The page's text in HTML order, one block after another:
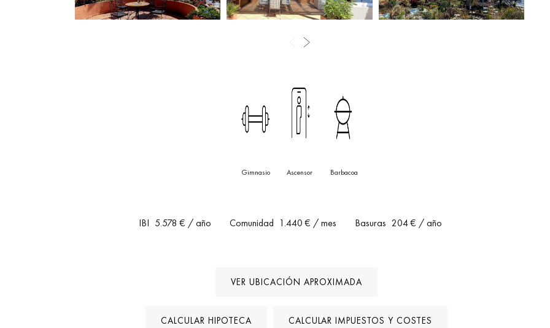
Gimnasio Ascensor Barbacoa
IBI 5.578 € / año Comunidad 1.440 € / mes Basuras 204 € / año
VER UBICACIÓN APROXIMADA
CALCULAR HIPOTECA CALCULAR IMPUESTOS Y COSTES